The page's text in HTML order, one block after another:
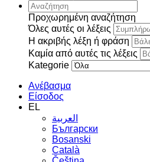
Προχωρημένη αναζήτηση
Όλες αυτές οι λέξεις
Η ακριβής λέξη ή φράση
Καμία από αυτές τις λέξεις
Kategorie
Ανέβασμα
Είσοδος
EL
العربية
Български
Bosanski
Сatalà